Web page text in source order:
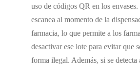
uso de códigos QR en los
escanea al momento de la
farmacia, lo que permite a los
desactivar ese lote para evitar que
forma ilegal. Además, si se detecta